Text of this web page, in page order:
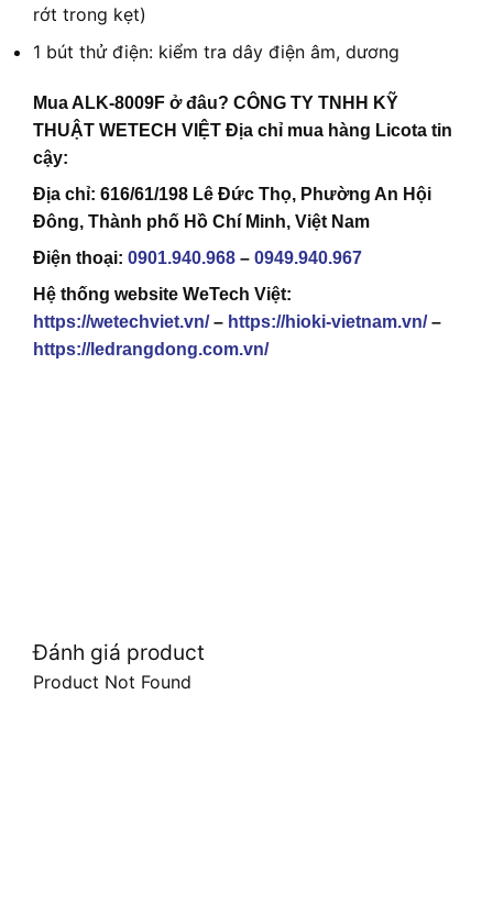
rớt trong kẹt)
1 bút thử điện: kiểm tra dây điện âm, dương
Mua ALK-8009F ở đâu? CÔNG TY TNHH KỸ
THUẬT WETECH VIỆT Địa chỉ mua hàng Licota tin
cậy:
Địa chỉ: 616/61/198 Lê Đức Thọ, Phường An Hội
Đông, Thành phố Hồ Chí Minh, Việt Nam
Điện thoại: 0901.940.968 – 0949.940.967
Hệ thống website WeTech Việt:
https://wetechviet.vn/– https://hioki-vietnam.vn/–
https://ledrangdong.com.vn/
Đánh giá product
Product Not Found